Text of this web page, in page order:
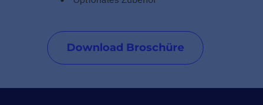
Download Broschüre